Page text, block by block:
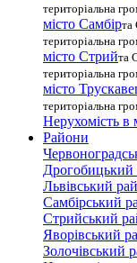
територіальна
місто Самбірта
територіальна
місто Стрийта
територіальна
місто
територіальна
Нерухомість в
Райони
Дрогобицький
Львівський
Самбірський
Стрийський
Яворівський
Золочівський